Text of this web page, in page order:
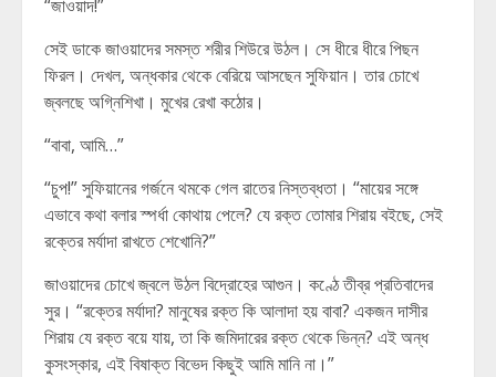
“জাওয়াদ!”
সেই ডাকে জাওয়াদের সমস্ত শরীর শিউরে উঠল। সে ধীরে ধীরে পিছন
ফিরল। দেখল, অন্ধকার থেকে বেরিয়ে আসছেন সুফিয়ান। তার চোখে
জ্বলছে অগ্নিশিখা। মুখের রেখা কঠোর।
“বাবা, আমি…”
“চুপ!” সুফিয়ানের গর্জনে থমকে গেল রাতের নিস্তব্ধতা। “মায়ের সঙ্গে
এভাবে কথা বলার স্পর্ধা কোথায় পেলে? যে রক্ত তোমার শিরায় বইছে, সেই
রক্তের মর্যাদা রাখতে শেখোনি?”
জাওয়াদের চোখে জ্বলে উঠল বিদ্রোহের আগুন। কণ্ঠে তীব্র প্রতিবাদের
সুর। “রক্তের মর্যাদা? মানুষের রক্ত কি আলাদা হয় বাবা? একজন দাসীর
শিরায় যে রক্ত বয়ে যায়, তা কি জমিদারের রক্ত থেকে ভিন্ন? এই অন্ধ
কুসংস্কার, এই বিষাক্ত বিভেদ কিছুই আমি মানি না।”